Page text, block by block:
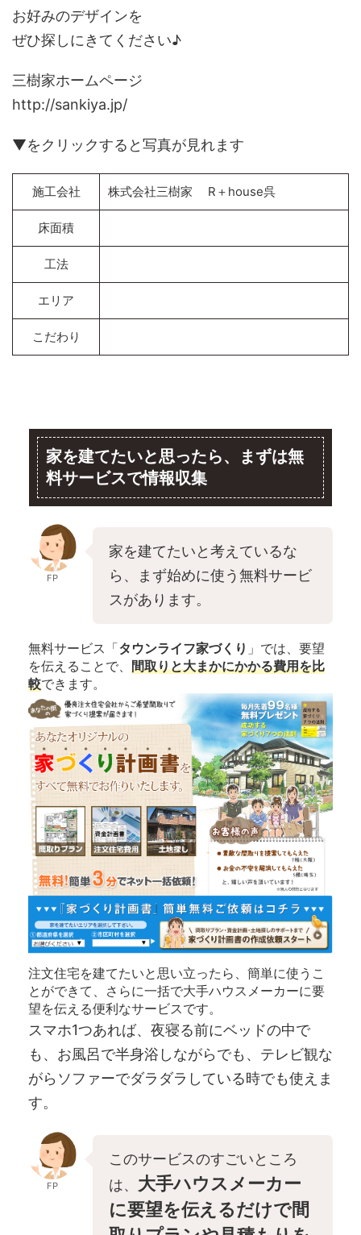
お好みのデザインを
ぜひ探しにきてください♪
三樹家ホームページ
http://sankiya.jp/
▼をクリックすると写真が見れます
施工会社 株式会社三樹家 R＋house呉
床面積
工法
エリア
こだわり
家を建てたいと思ったら、まずは無
料サービスで情報収集
FP
家を建てたいと考えているな
ら、まず始めに使う無料サービ
スがあります。
無料サービス「タウンライフ家づくり 」では、要望
を伝えることで、 間取りと大まかにかかる費用を比
較できます。
注文住宅を建てたいと思い立ったら、簡単に使うこ
とができて、さらに一括で大手ハウスメーカーに要
望を伝える便利なサービスです。
スマホ1つあれば、夜寝る前にベッドの中で
も、お風呂で半身浴しながらでも、テレビ観な
がらソファーでダラダラしている時でも使えま
す。
FP
このサービスのすごいところ
は、 大手ハウスメーカー
に要望を伝えるだけで間